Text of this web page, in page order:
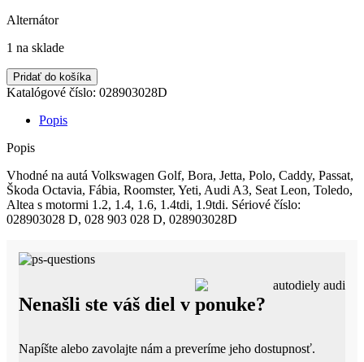
Alternátor
1 na sklade
množstvo
VW
ŠKODA
AUDI
ALTERNÁTOR
Pridať do košíka
Katalógové číslo: 028903028D
Popis
Popis
Vhodné na autá Volkswagen Golf, Bora, Jetta, Polo, Caddy, Passat,
Škoda Octavia, Fábia, Roomster, Yeti, Audi A3, Seat Leon, Toledo,
Altea s motormi 1.2, 1.4, 1.6, 1.4tdi, 1.9tdi. Sériové číslo:
028903028 D, 028 903 028 D, 028903028D
Nenašli ste váš diel v ponuke?
Napíšte alebo zavolajte nám a preveríme jeho dostupnosť.